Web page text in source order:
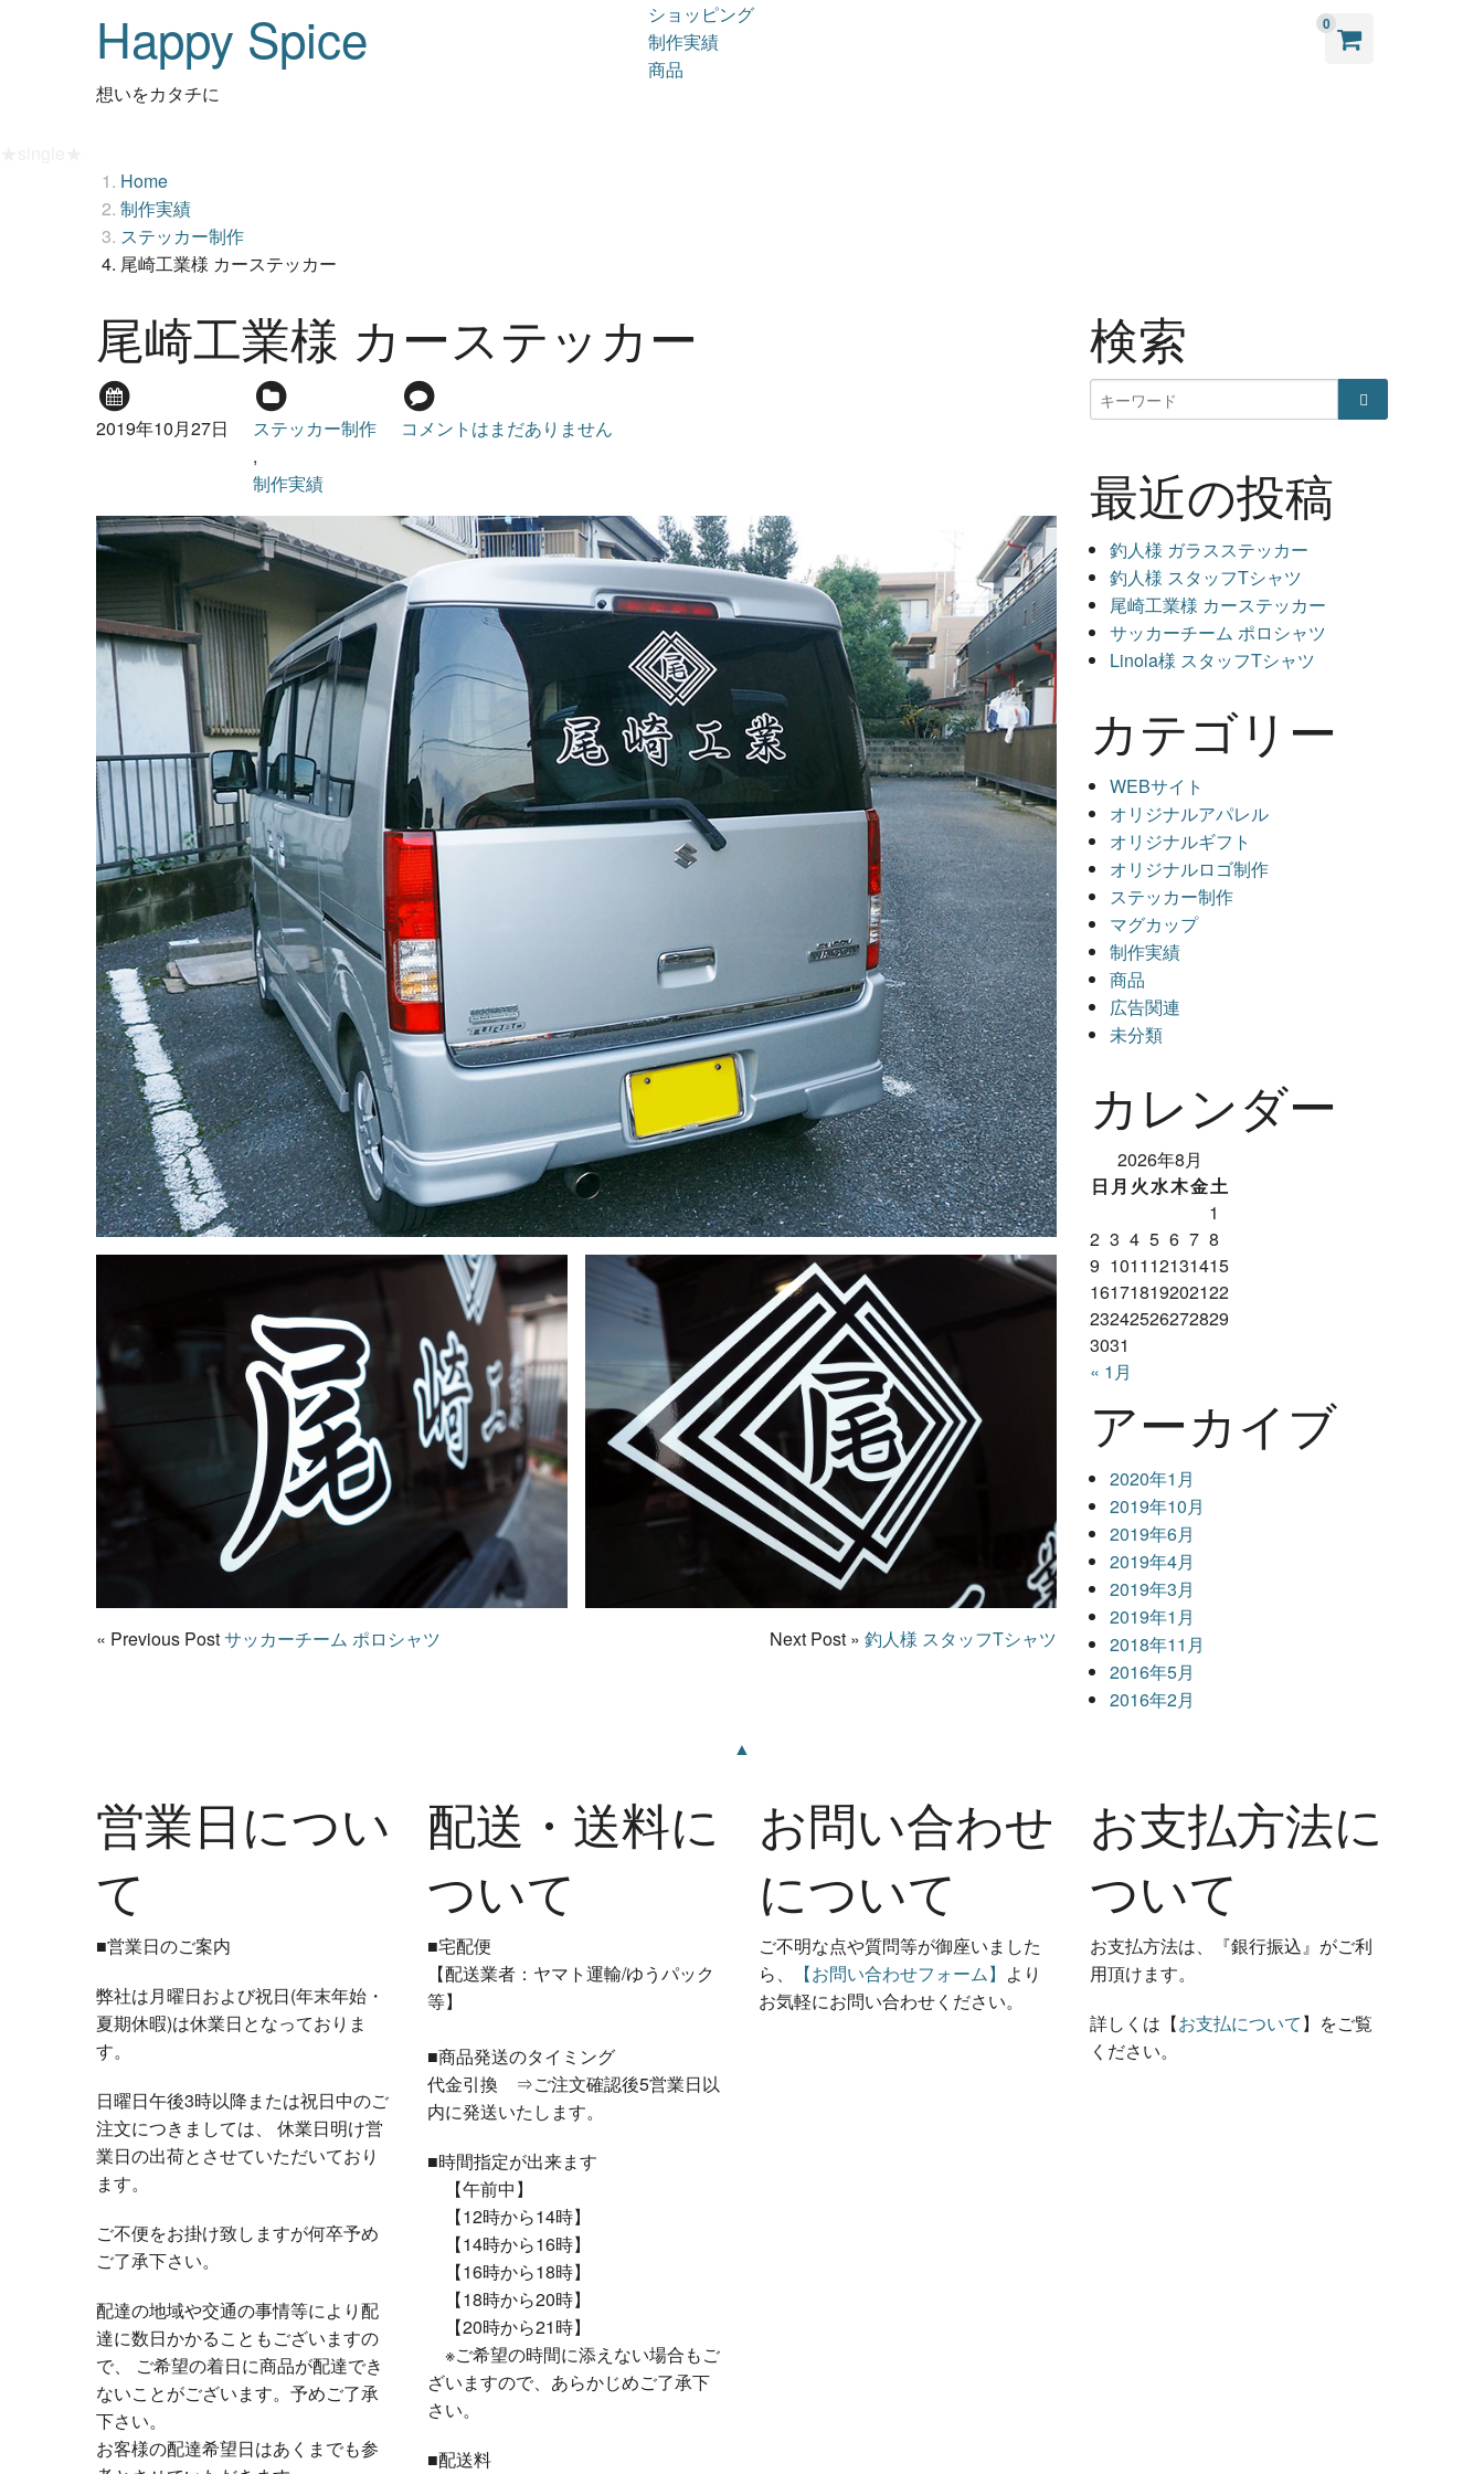
Happy Spice
想いをカタチに
0
ショッピング
制作実績
商品
Home
制作実績
ステッカー制作
尾崎工業様 カーステッカー
尾崎工業様 カーステッカー
2019年10月27日
ステッカー制作
,
制作実績
コメントはまだありません
« Previous Postサッカーチーム ポロシャツ Next Post » 釣人様 スタッフTシャツ
検索
最近の投稿
釣人様 ガラスステッカー
釣人様 スタッフTシャツ
尾崎工業様 カーステッカー
サッカーチーム ポロシャツ
Linola様 スタッフTシャツ
カテゴリー
WEBサイト
オリジナルアパレル
オリジナルギフト
オリジナルロゴ制作
ステッカー制作
マグカップ
制作実績
商品
広告関連
未分類
カレンダー
2026年8月
日 月 火水木金土
1
2 3 4 5 6 7 8
9 101112131415
16171819202122
23242526272829
3031
« 1月
アーカイブ
2020年1月
2019年10月
2019年6月
2019年4月
2019年3月
2019年1月
2018年11月
2016年5月
2016年2月
▲
営業日につい
て
■営業日のご案内
弊社は月曜日および祝日(年末年始・
夏期休暇)は休業日となっておりま
す。
日曜日午後3時以降または祝日中のご
注文につきましては、 休業日明け営
業日の出荷とさせていただいており
ます。
ご不便をお掛け致しますが何卒予め
ご了承下さい。
配達の地域や交通の事情等により配
達に数日かかることもございますの
で、 ご希望の着日に商品が配達でき
ないことがございます。予めご了承
下さい。
お客様の配達希望日はあくまでも参
配送・送料に
ついて
■宅配便
【配送業者：ヤマト運輸/ゆうパック
等】
■商品発送のタイミング
代金引換 ⇒ご注文確認後5営業日以
内に発送いたします。
■時間指定が出来ます
【午前中】
【12時から14時】
【14時から16時】
【16時から18時】
【18時から20時】
【20時から21時】
※ご希望の時間に添えない場合もご
ざいますので、あらかじめご了承下
さい。
■配送料
お問い合わせ
について
ご不明な点や質問等が御座いました
ら、
【お問い合わせフォーム】 より
お気軽にお問い合わせください。
お支払方法に
ついて
お支払方法は、『銀行振込』がご利
用頂けます。
詳しくは【お支払について】をご覧
ください。